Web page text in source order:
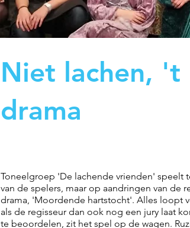
Toneelgroep 'De lachende vrienden' speelt
van de spelers, maar op aandringen van de
drama, 'Moordende hartstocht'. Alles loopt
als de regisseur dan ook nog een jury laat
te beoordelen, zit het spel op de wagen.
Niet lachen, 't
drama